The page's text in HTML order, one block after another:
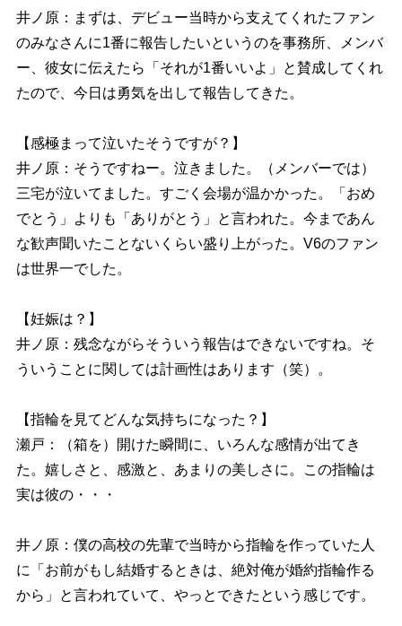
井ノ原：まずは、デビュー当時から支えてくれたファン
のみなさんに1番に報告したいというのを事務所、メンバ
ー、彼女に伝えたら「それが1番いいよ」と賛成してくれ
たので、今日は勇気を出して報告してきた。
【感極まって泣いたそうですが？】
井ノ原：そうですねー。泣きました。（メンバーでは）
三宅が泣いてました。すごく会場が温かかった。「おめ
でとう」よりも「ありがとう」と言われた。今まであん
な歓声聞いたことないくらい盛り上がった。V6のファン
は世界一でした。
【妊娠は？】
井ノ原：残念ながらそういう報告はできないですね。そ
ういうことに関しては計画性はあります（笑）。
【指輪を見てどんな気持ちになった？】
瀬戸：（箱を）開けた瞬間に、いろんな感情が出てき
た。嬉しさと、感激と、あまりの美しさに。この指輪は
実は彼の・・・
井ノ原：僕の高校の先輩で当時から指輪を作っていた人
に「お前がもし結婚するときは、絶対俺が婚約指輪作る
から」と言われていて、やっとできたという感じです。